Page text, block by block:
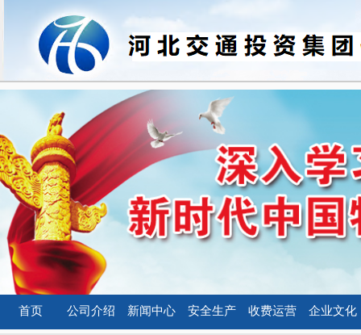
首页 公司介绍 新闻中心 安全生产 收费运营 企业文化